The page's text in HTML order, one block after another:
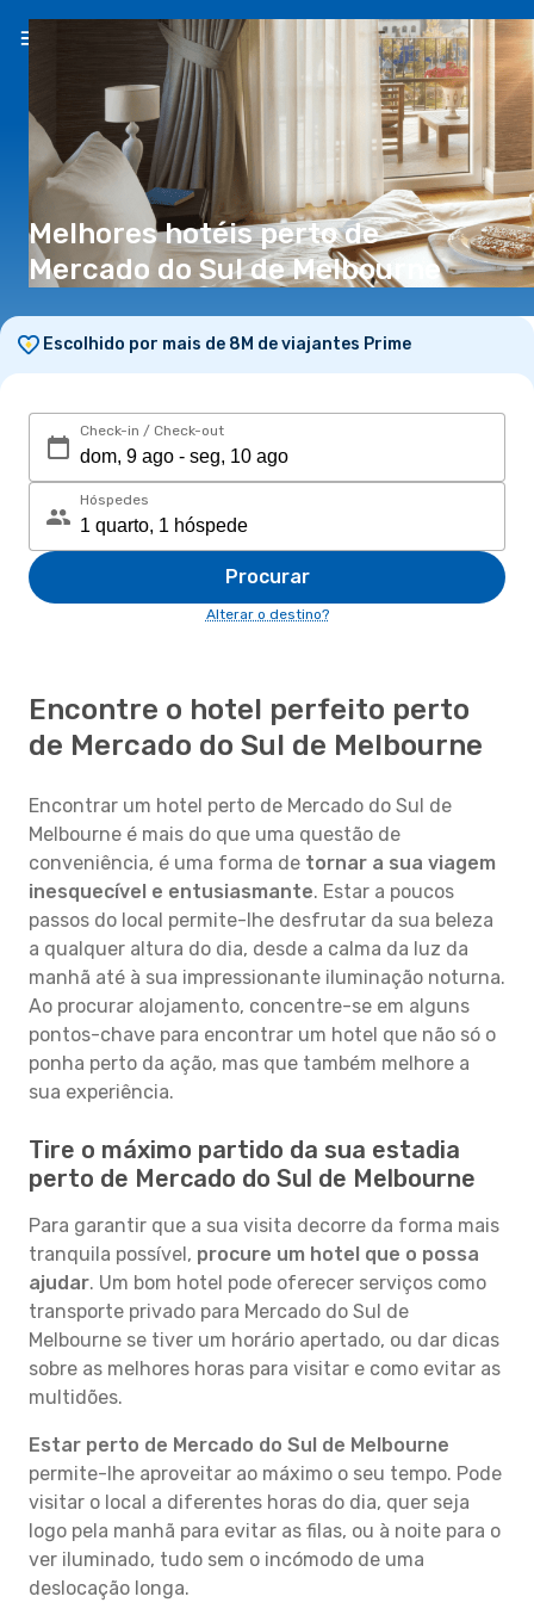
PT(€)
Melhores hotéis perto de
Mercado do Sul de Melbourne
Escolhido por mais de 8M de viajantes Prime
Check-in / Check-out
Hóspedes
Procurar
Alterar o destino?
Encontre o hotel perfeito perto
de Mercado do Sul de Melbourne
Encontrar um hotel perto de Mercado do Sul de
Melbourne é mais do que uma questão de
conveniência, é uma forma de tornar a sua viagem
inesquecível e entusiasmante. Estar a poucos
passos do local permite-lhe desfrutar da sua beleza
a qualquer altura do dia, desde a calma da luz da
manhã até à sua impressionante iluminação noturna.
Ao procurar alojamento, concentre-se em alguns
pontos-chave para encontrar um hotel que não só o
ponha perto da ação, mas que também melhore a
sua experiência.
Tire o máximo partido da sua estadia
perto de Mercado do Sul de Melbourne
Para garantir que a sua visita decorre da forma mais
tranquila possível, procure um hotel que o possa
ajudar. Um bom hotel pode oferecer serviços como
transporte privado para Mercado do Sul de
Melbourne se tiver um horário apertado, ou dar dicas
sobre as melhores horas para visitar e como evitar as
multidões.
Estar perto de Mercado do Sul de Melbourne
permite-lhe aproveitar ao máximo o seu tempo. Pode
visitar o local a diferentes horas do dia, quer seja
logo pela manhã para evitar as filas, ou à noite para o
ver iluminado, tudo sem o incómodo de uma
deslocação longa.